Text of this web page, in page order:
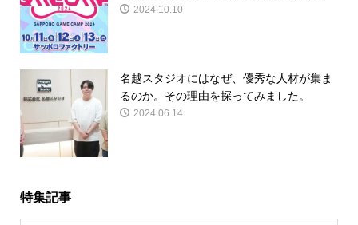
2024.10.10
名越スタジオにはなぜ、優秀な人材が集ま
るのか。その理由を探ってみました。
2024.06.14
特集記事